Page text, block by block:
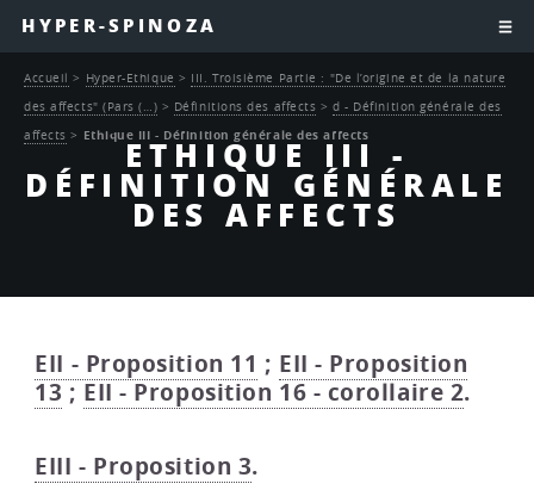
HYPER-SPINOZA
ETHIQUE III -
DÉFINITION GÉNÉRALE
DES AFFECTS
Accueil > Hyper-Ethique > III. Troisième Partie : "De l’origine et de la nature
des affects" (Pars (…) > Définitions des affects >d - Définition générale des
affects > Ethique III - Définition générale des affects
EII - Proposition 11 ; EII - Proposition
13 ; EII - Proposition 16 - corollaire 2.
EIII - Proposition 3.